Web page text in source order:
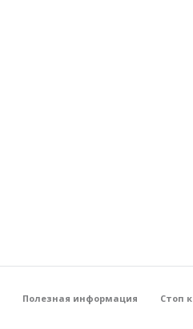
Полезная информация Стоп